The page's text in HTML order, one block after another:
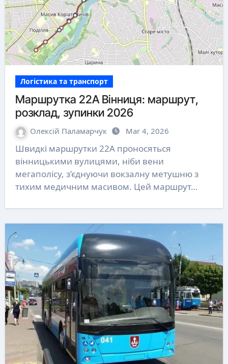
Логістика та транспорт
Маршрутка 22А Вінниця: маршрут,
розклад, зупинки 2026
Олексій Паламарчук Mar 4, 2026
Швидкі маршрутки 22А проносяться
вінницькими вулицями, ніби вени
мегаполісу, з’єднуючи вокзалну метушню з
тихим медичним масивом. Цей маршрут…